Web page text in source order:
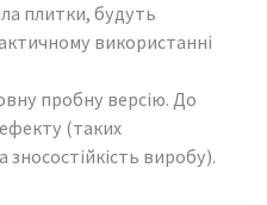
плитки, будуть
використанні
пробну версію. До
(таких
зносостійкість виробу).